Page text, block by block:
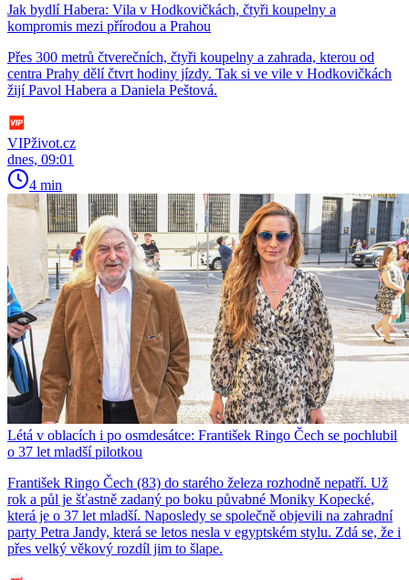
Jak bydlí Habera: Vila v Hodkovičkách, čtyři koupelny a
kompromis mezi přírodou a Prahou
Přes 300 metrů čtverečních, čtyři koupelny a zahrada, kterou od
centra Prahy dělí čtvrt hodiny jízdy. Tak si ve vile v Hodkovičkách
žijí Pavol Habera a Daniela Peštová.
VIPživot.cz
dnes, 09:01
4 min
Létá v oblacích i po osmdesátce: František Ringo Čech se pochlubil
o 37 let mladší pilotkou
František Ringo Čech (83) do starého železa rozhodně nepatří. Už
rok a půl je šťastně zadaný po boku půvabné Moniky Kopecké,
která je o 37 let mladší. Naposledy se společně objevili na zahradní
party Petra Jandy, která se letos nesla v egyptském stylu. Zdá se, že i
přes velký věkový rozdíl jim to šlape.